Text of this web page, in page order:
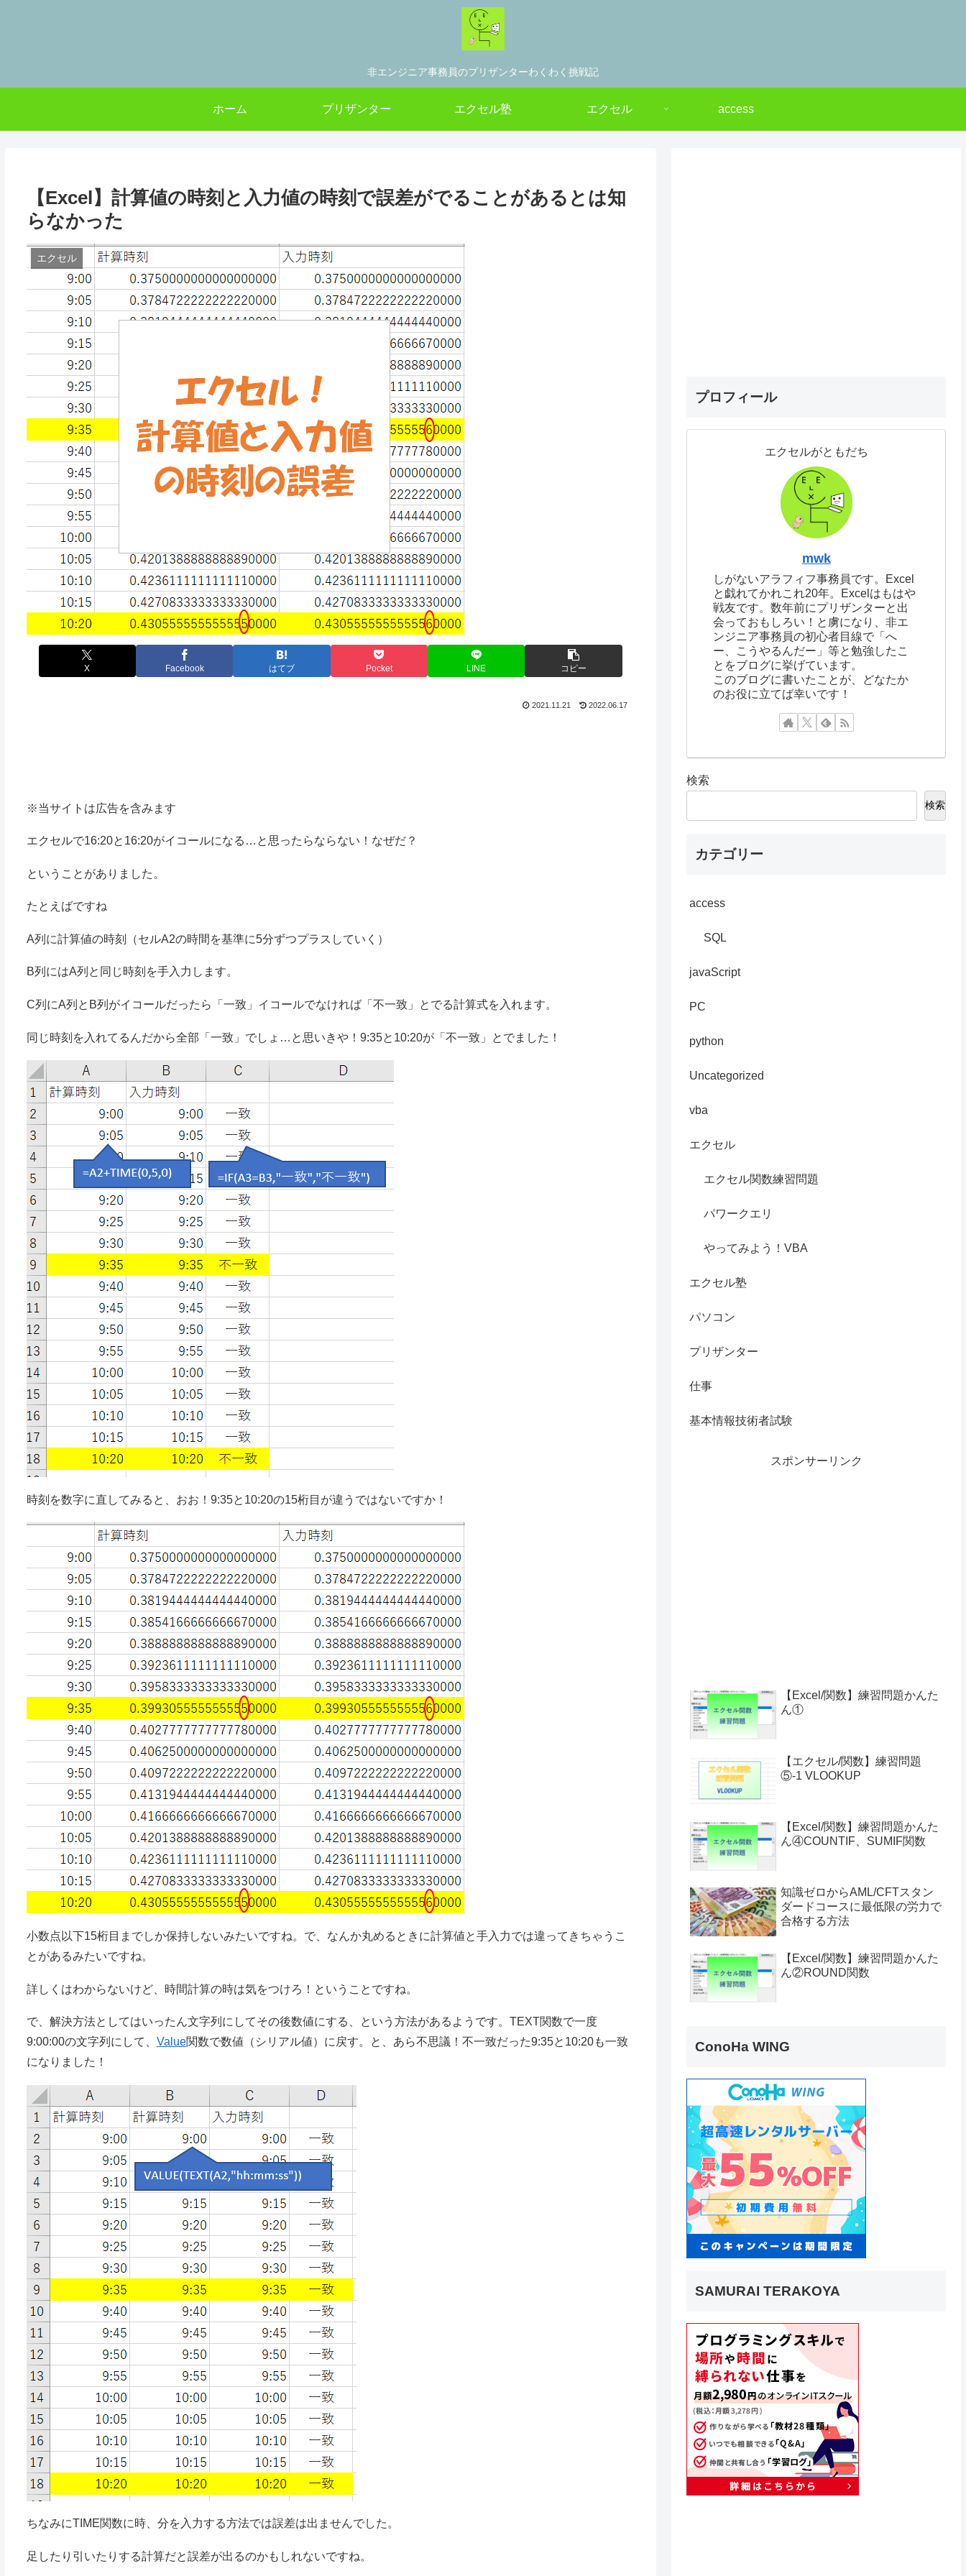
非エンジニア事務員のプリザンターわくわく挑戦記
ホーム プリザンター エクセル塾 エクセル access
【Excel】計算値の時刻と入力値の時刻で誤差がでることがあるとは知
らなかった
エクセル
X Facebook はてブ Pocket LINE コピー
2021.11.21 2022.06.17
※当サイトは広告を含みます
エクセルで16:20と16:20がイコールになる…と思ったらならない！なぜだ？
ということがありました。
たとえばですね
A列に計算値の時刻（セルA2の時間を基準に5分ずつプラスしていく）
B列にはA列と同じ時刻を手入力します。
C列にA列とB列がイコールだったら「一致」イコールでなければ「不一致」とでる計算式を入れます。
同じ時刻を入れてるんだから全部「一致」でしょ…と思いきや！9:35と10:20が「不一致」とでました！
時刻を数字に直してみると、おお！9:35と10:20の15桁目が違うではないですか！
小数点以下15桁目までしか保持しないみたいですね。で、なんか丸めるときに計算値と手入力では違ってきちゃうこ
とがあるみたいですね。
詳しくはわからないけど、時間計算の時は気をつけろ！ということですね。
で、解決方法としてはいったん文字列にしてその後数値にする、という方法があるようです。TEXT関数で一度
9:00:00の文字列にして、 Value関数で数値（シリアル値）に戻す。と、あら不思議！不一致だった9:35と10:20も一致
になりました！
ちなみにTIME関数に時、分を入力する方法では誤差は出ませんでした。
足したり引いたりする計算だと誤差が出るのかもしれないですね。
プロフィール
エクセルがともだち
mwk
しがないアラフィフ事務員です。Excel
と戯れてかれこれ20年。Excelはもはや
戦友です。数年前にプリザンターと出
会っておもしろい！と虜になり、非エ
ンジニア事務員の初心者目線で「へ
ー、こうやるんだー」等と勉強したこ
とをブログに挙げています。
このブログに書いたことが、どなたか
のお役に立てば幸いです！
検索
検索
カテゴリー
access
SQL
javaScript
PC
python
Uncategorized
vba
エクセル
エクセル関数練習問題
パワークエリ
やってみよう！VBA
エクセル塾
パソコン
プリザンター
仕事
基本情報技術者試験
スポンサーリンク
【Excel/関数】練習問題かんた
ん①
【エクセル/関数】練習問題
⑤-1 VLOOKUP
【Excel/関数】練習問題かんた
ん④COUNTIF、SUMIF関数
知識ゼロからAML/CFTスタン
ダードコースに最低限の労力で
合格する方法
【Excel/関数】練習問題かんた
ん②ROUND関数
ConoHa WING
SAMURAI TERAKOYA